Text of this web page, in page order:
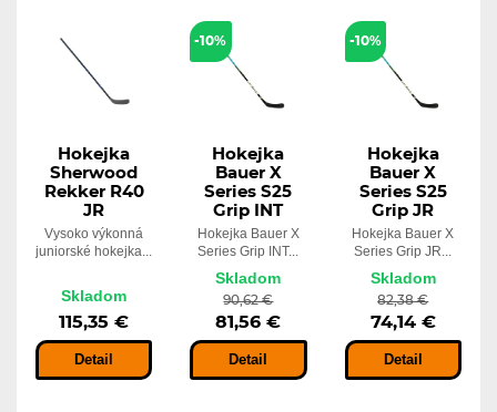
Hokejka
Sherwood
Rekker R40
JR
Vysoko výkonná
juniorské hokejka...
Skladom
115,35 €
Detail
-10%
Hokejka
Bauer X
Series S25
Grip INT
Hokejka Bauer X
Series Grip INT...
Skladom
90,62 €
81,56 €
Detail
-10%
Hokejka
Bauer X
Series S25
Grip JR
Hokejka Bauer X
Series Grip JR...
Skladom
82,38 €
74,14 €
Detail